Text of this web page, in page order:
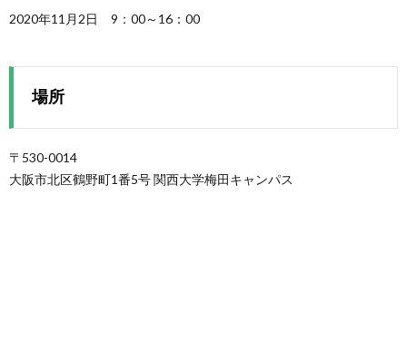
2020年11月2日 9：00～16：00
場所
〒530-0014
大阪市北区鶴野町1番5号 関西大学梅田キャンパス